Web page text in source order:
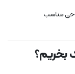
مناسب